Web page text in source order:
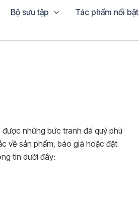
Bộ sưu tập Tác phẩm nổi bật
những bức tranh đá quý phù
về sản phẩm, báo giá hoặc đặt
tin dưới đây: